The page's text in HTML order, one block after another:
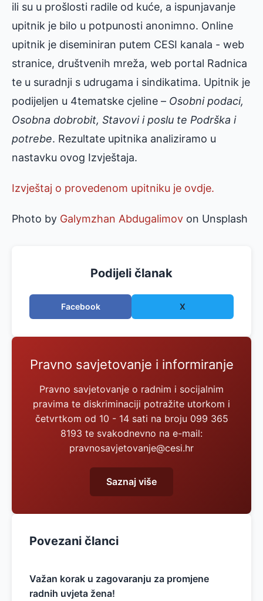
ili su u prošlosti radile od kuće, a ispunjavanje
upitnik je bilo u potpunosti anonimno. Online
upitnik je diseminiran putem CESI kanala - web
stranice, društvenih mreža, web portal Radnica
te u suradnji s udrugama i sindikatima. Upitnik je
podijeljen u 4tematske cjeline – Osobni podaci,
Osobna dobrobit, Stavovi i poslu te Podrška i
potrebe. Rezultate upitnika analiziramo u
nastavku ovog Izvještaja.
Izvještaj o provedenom upitniku je ovdje.
Photo by Galymzhan Abdugalimov on Unsplash
Podijeli članak
Facebook X
Pravno savjetovanje i informiranje
Pravno savjetovanje o radnim i socijalnim
pravima te diskriminaciji potražite utorkom i
četvrtkom od 10 - 14 sati na broju 099 365
8193 te svakodnevno na e-mail:
pravnosavjetovanje@cesi.hr
Saznaj više
Povezani članci
Važan korak u zagovaranju za promjene
radnih uvjeta žena!